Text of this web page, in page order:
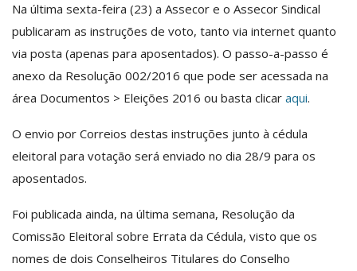
Na última sexta-feira (23) a Assecor e o Assecor Sindical
publicaram as instruções de voto, tanto via internet quanto
via posta (apenas para aposentados). O passo-a-passo é
anexo da Resolução 002/2016 que pode ser acessada na
área Documentos > Eleições 2016 ou basta clicar aqui.
O envio por Correios destas instruções junto à cédula
eleitoral para votação será enviado no dia 28/9 para os
aposentados.
Foi publicada ainda, na última semana, Resolução da
Comissão Eleitoral sobre Errata da Cédula, visto que os
nomes de dois Conselheiros Titulares do Conselho